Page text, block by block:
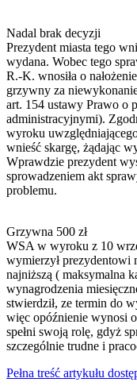
Nadal brak decyzji
Prezydent miasta tego
wydana. Wobec tego
R.-K. wnosiła o
grzywny za
art. 154 ustawy Prawo o
administracyjnymi).
wyroku
wnieść skargę, żądając
Wprawdzie prezydent
sprowadzeniem akt
problemu.
Grzywna 500 zł
WSA w wyroku z 10
wymierzył prezydentowi
najniższą ( maksymalna
wynagrodzenia
stwierdził, ze termin do
więc opóźnienie wynosi
spełni swoją rolę, gdyż
szczególnie trudne i
Pełna treść artykułu